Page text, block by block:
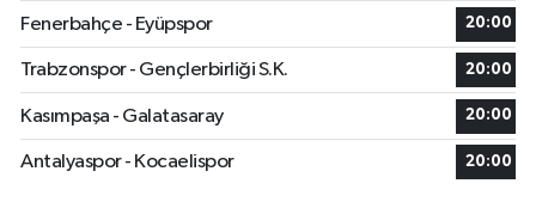
Fenerbahçe - Eyüpspor 20:00
Trabzonspor - Gençlerbirliği S.K. 20:00
Kasımpaşa - Galatasaray 20:00
Antalyaspor - Kocaelispor 20:00